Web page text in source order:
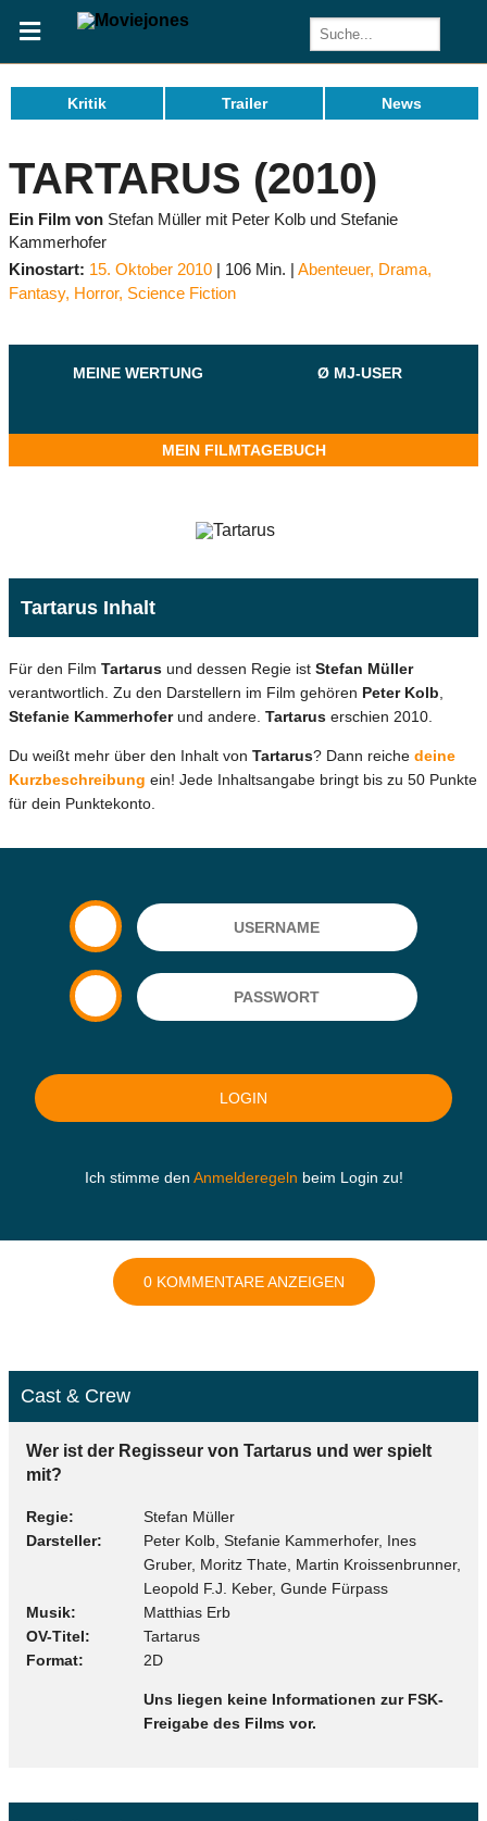
Kritik Trailer News
TARTARUS (2010)
Ein Film von Stefan Müller mit Peter Kolb und Stefanie
Kammerhofer
Kinostart: 15. Oktober 2010 106 Min. Abenteuer, Drama,
Fantasy, Horror, Science Fiction
MEINE WERTUNG Ø MJ-USER
MEIN FILMTAGEBUCH
Tartarus Inhalt
Für den Film Tartarus und dessen Regie ist Stefan Müller
verantwortlich. Zu den Darstellern im Film gehören Peter Kolb
Stefanie Kammerhoferund andere. Tartarus erschien 2010.
Du weißt mehr über den Inhalt von Tartarus? Dann reiche deine
Kurzbeschreibung ein! Jede Inhaltsangabe bringt bis zu 50 Punkte
für dein Punktekonto.
Ich stimme den Anmelderegeln beim Login zu!
0 KOMMENTARE ANZEIGEN
Cast & Crew
Wer ist der Regisseur von Tartarus und wer spielt
mit?
Regie
Stefan Müller
Darsteller
Peter Kolb, Stefanie Kammerhofer, Ines
Gruber, Moritz Thate, Martin Kroissenbrunner,
Leopold F.J. Keber, Gunde Fürpass
Musik
Matthias Erb
OV-Titel
Tartarus
Format
2D
Uns liegen keine Informationen zur FSK-
Freigabe des Films vor.